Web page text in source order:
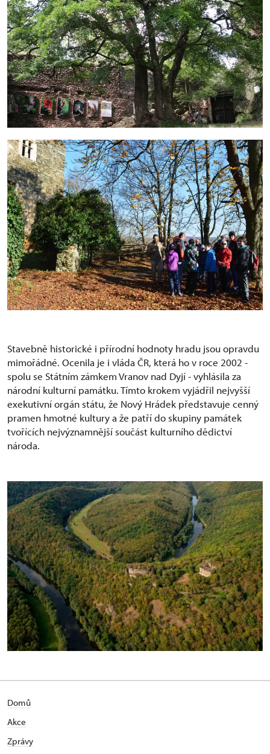
Stavebně historické i přírodní hodnoty hradu jsou opravdu
mimořádné. Ocenila je i vláda ČR, která ho v roce 2002 -
spolu se Státním zámkem Vranov nad Dyjí - vyhlásila za
národní kulturní památku. Tímto krokem vyjádřil nejvyšší
exekutivní orgán státu, že Nový Hrádek představuje cenný
pramen hmotné kultury a že patří do skupiny památek
tvořících nejvýznamnější součást kulturního dědictví
národa.
Domů
Akce
Zprávy